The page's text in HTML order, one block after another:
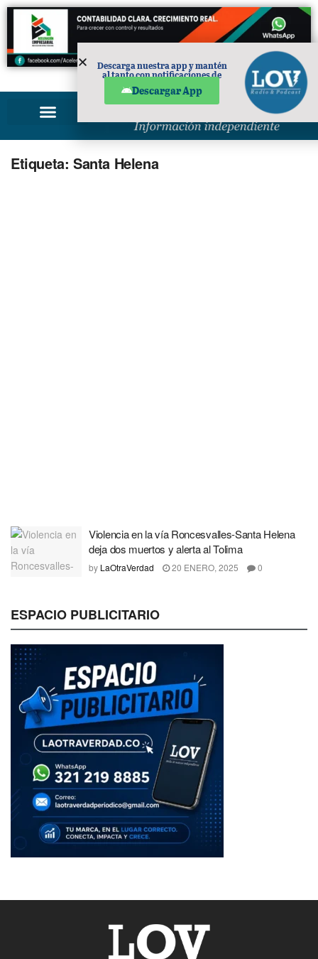
PUBLICIDAD
Etiqueta: Santa Helena
Violencia en la vía Roncesvalles-Santa Helena
deja dos muertos y alerta al Tolima
by LaOtraVerdad 20 ENERO, 2025 0
ESPACIO PUBLICITARIO
Descarga nuestra app y mantén
al tanto con notificaciones de
Descargar App